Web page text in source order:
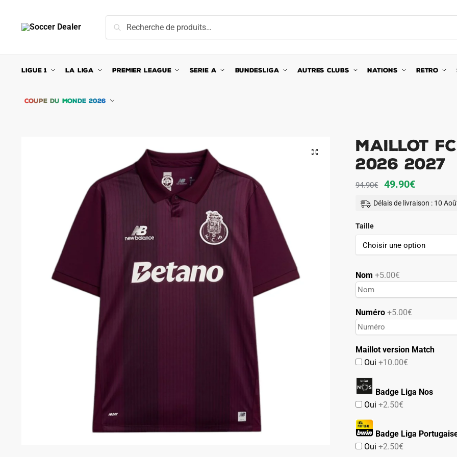
navigation
content
pour :
Recherche
LIGUE 1 LA LIGA PREMIER LEAGUE SERIE A BUNDESLIGA AUTRES CLUBS NATIONS RETRO
COUPE DU MONDE 2026
🔍
Maillot
2026 2027
94.90€
Le
prix
94.90€.
49.90€Le
prix
49.90€.
Délais de livraison : 10
Taille
Nom +5.00€
Numéro+5.00€
Maillot version Match
Oui+10.00€
Badge Liga Nos
Oui+2.50€
Badge Liga
Oui+2.50€